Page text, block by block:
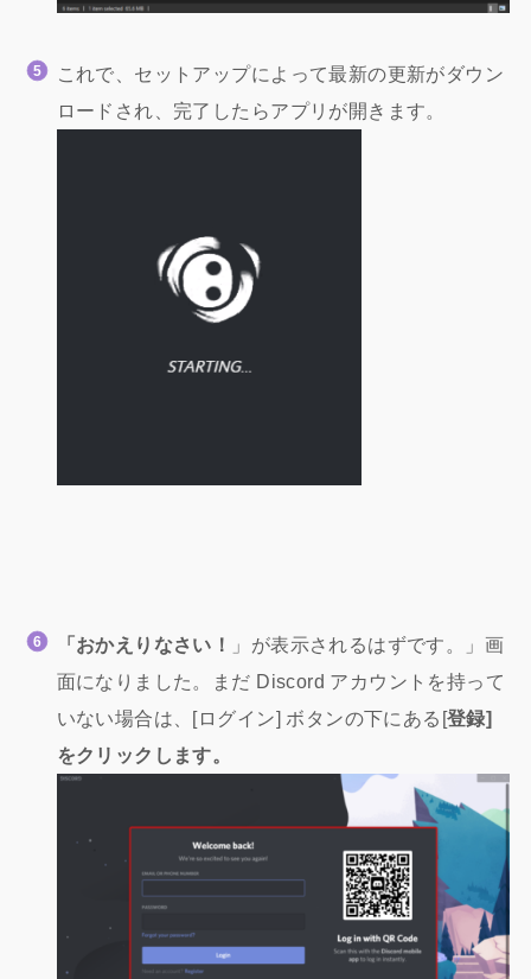
これで、セットアップによって最新の更新がダウン
ロードされ、完了したらアプリが開きます。
「おかえりなさい！
」が表示されるはずです。」画
面になりました。まだ Discord アカウントを持って
いない場合は、[ログイン] ボタンの下にある[登録]
をクリックします。